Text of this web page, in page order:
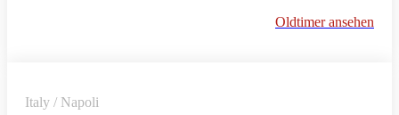
Oldtimer ansehen
Italy / Napoli